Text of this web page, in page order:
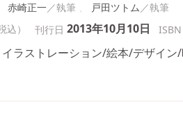
赤崎正一
戸田ツトム
込） 刊行日 2013年10月10日 ISBN
ラストレーション/絵本/デザイ